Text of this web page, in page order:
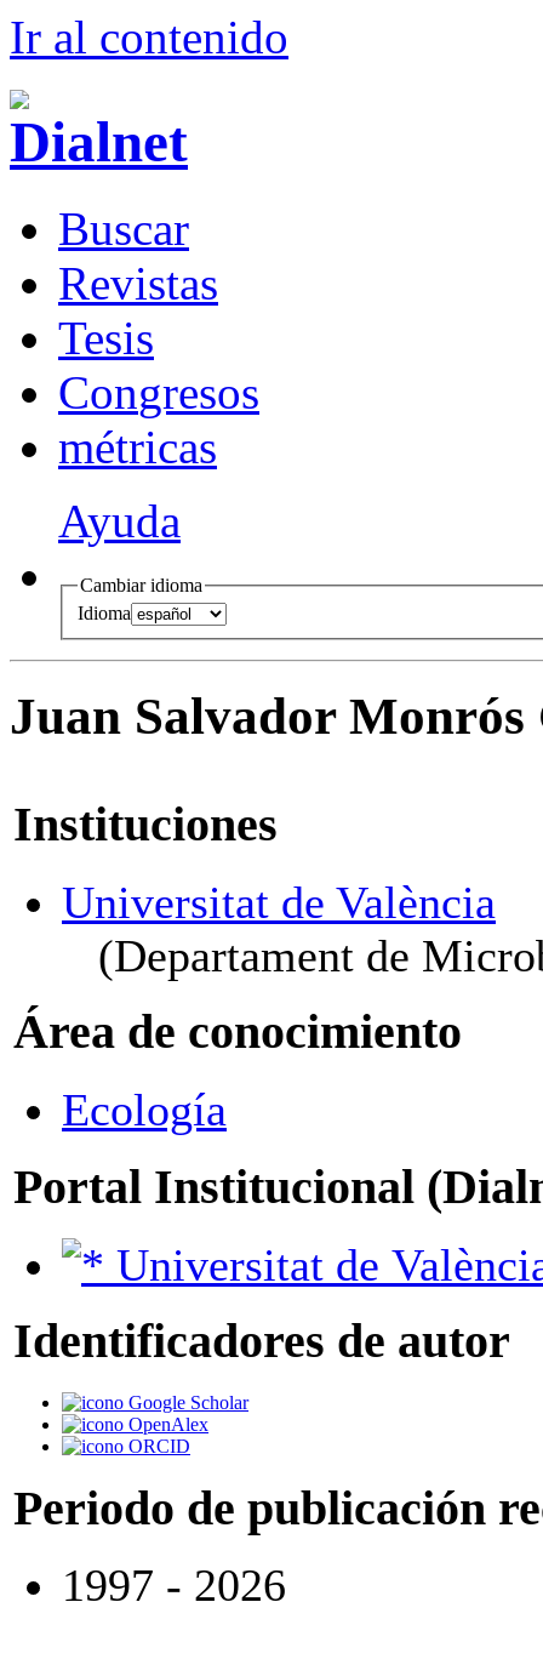
Ir al contenido
Buscar
Revistas
Tesis
Congresos
métricas
Ayuda
Cambiar idioma
Idioma
Juan Salvador Monrós
Instituciones
Universitat de València
(Departament de
Área de conocimiento
Ecología
Portal Institucional
Universitat de
Identificadores de autor
Google Scholar
OpenAlex
ORCID
Periodo de publicación
1997 - 2026